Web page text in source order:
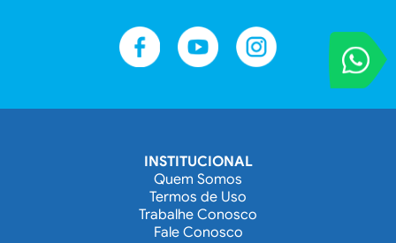
VOCÊ
Entre em
INSTITUCIONAL
Quem Somos
Termos de Uso
Trabalhe Conosco
Fale Conosco